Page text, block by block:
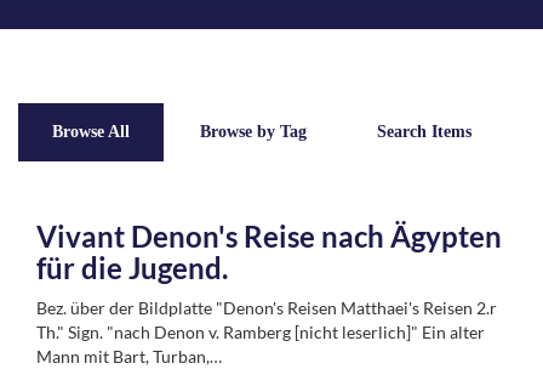
Browse All Browse by Tag Search Items
Vivant Denon's Reise nach Ägypten
für die Jugend.
Bez. über der Bildplatte "Denon's Reisen Matthaei's Reisen 2.r
Th." Sign. "nach Denon v. Ramberg [nicht leserlich]" Ein alter
Mann mit Bart, Turban,…